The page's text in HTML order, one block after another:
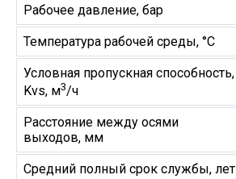
Рабочее давление, бар
Температура рабочей среды, °С
Условная пропускная способность,
Kvs, м3/ч
Расстояние между осями
выходов, мм
Средний полный срок службы, лет